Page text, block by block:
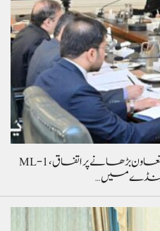
پاکستان اور جاپان میں ترقیاتی تعاون بڑھانے پر اتفاق، ML-1
میں…